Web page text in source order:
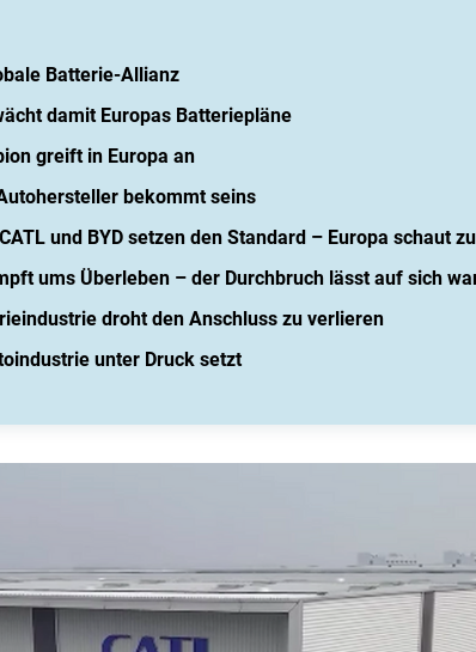
Batterie-Allianz
damit Europas Batteriepläne
greift in Europa an
bekommt seins
und BYD setzen den Standard – Europa schaut zu
ums Überleben – der Durchbruch lässt auf sich
droht den Anschluss zu verlieren
unter Druck setzt